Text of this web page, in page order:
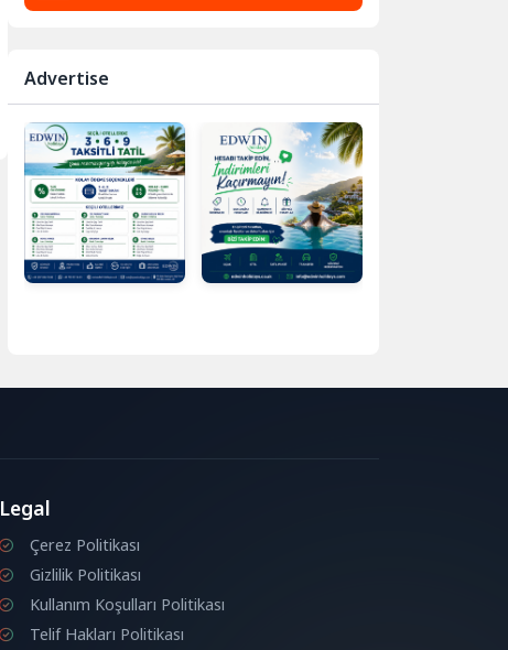
Advertise
Legal
Çerez Politikası
Gizlilik Politikası
Kullanım Koşulları Politikası
Telif Hakları Politikası